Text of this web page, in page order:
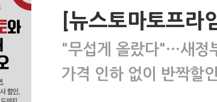
[뉴스토마토프
"무섭게 올랐다"…새정
가격 인하 없이 반짝할